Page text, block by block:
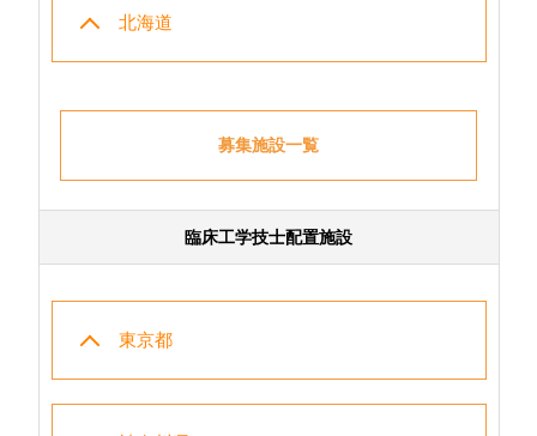
北海道
募集施設一覧
臨床工学技士配置施設
東京都